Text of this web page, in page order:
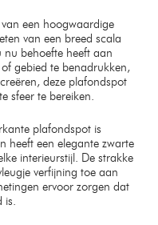
een hoogwaardige
van een breed scala
behoefte heeft aan
gebied te benadrukken,
deze plafondspot
sfeer te bereiken.
plafondspot is
heeft een elegante zwarte
interieurstijl. De strakke
verfijning toe aan
ervoor zorgen dat
is.